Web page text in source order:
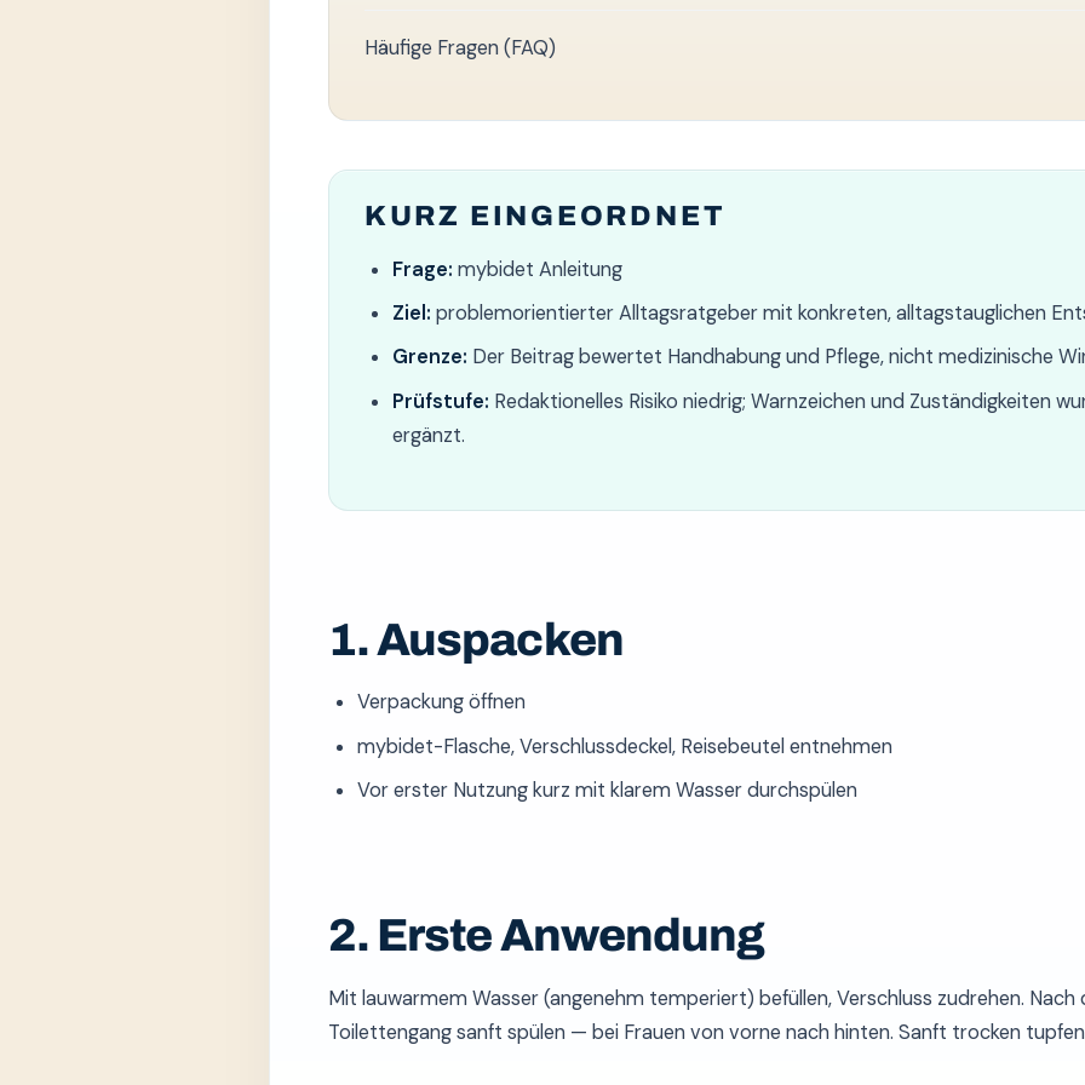
Häufige Fragen (FAQ)
KURZ EINGEORDNET
Frage: mybidet Anleitung
Ziel: problemorientierter Alltagsratgeber mit konkreten, alltagstauglichen
Grenze: Der Beitrag bewertet Handhabung und Pflege, nicht medizinische
Prüfstufe: Redaktionelles Risiko niedrig; Warnzeichen und Zuständigkeiten
ergänzt.
1. Auspacken
Verpackung öffnen
mybidet-Flasche, Verschlussdeckel, Reisebeutel entnehmen
Vor erster Nutzung kurz mit klarem Wasser durchspülen
2. Erste Anwendung
Mit lauwarmem Wasser (angenehm temperiert) befüllen, Verschluss zudrehen. Nach dem nächsten
Toilettengang sanft spülen — bei Frauen von vorne nach hinten. Sanft trocken